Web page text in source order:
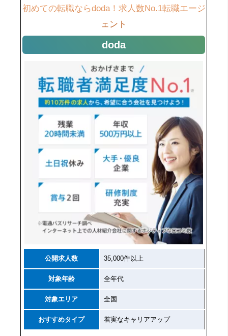
初めての転職ならdoda！求人数No.1転職エージ
ェント
doda
公開求人数 35,000件以上
対象年齢 全年代
対象エリア 全国
おすすめタイプ 着実なキャリアアップ